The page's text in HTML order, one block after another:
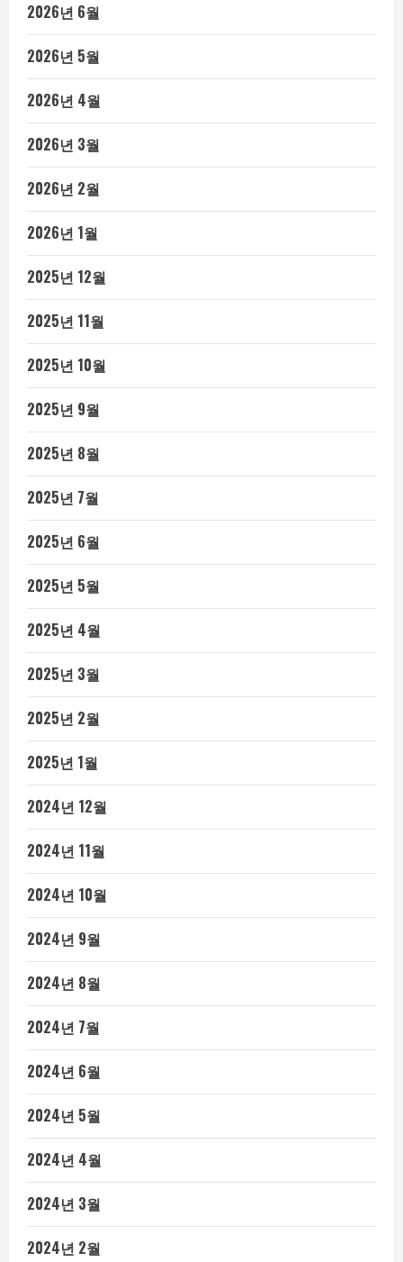
2026년 6월
2026년 5월
2026년 4월
2026년 3월
2026년 2월
2026년 1월
2025년 12월
2025년 11월
2025년 10월
2025년 9월
2025년 8월
2025년 7월
2025년 6월
2025년 5월
2025년 4월
2025년 3월
2025년 2월
2025년 1월
2024년 12월
2024년 11월
2024년 10월
2024년 9월
2024년 8월
2024년 7월
2024년 6월
2024년 5월
2024년 4월
2024년 3월
2024년 2월